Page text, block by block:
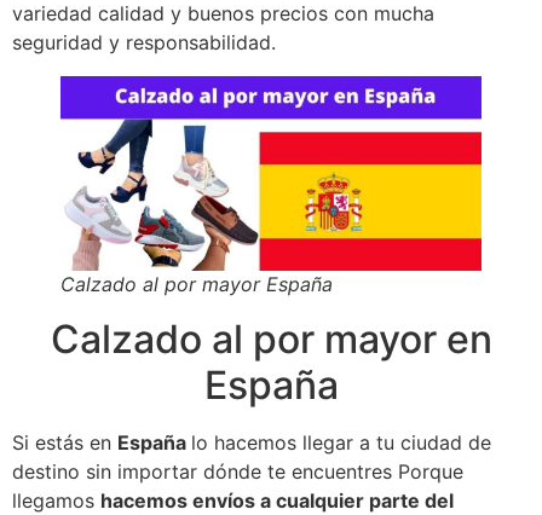
variedad calidad y buenos precios con mucha
seguridad y responsabilidad.
Calzado al por mayor España
Calzado al por mayor en
España
Si estás en España lo hacemos llegar a tu ciudad de
destino sin importar dónde te encuentres Porque
llegamos hacemos envíos a cualquier parte del